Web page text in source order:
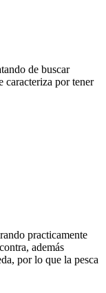
de buscar
caracteriza por tener
practicamente
además
por lo que la pesca